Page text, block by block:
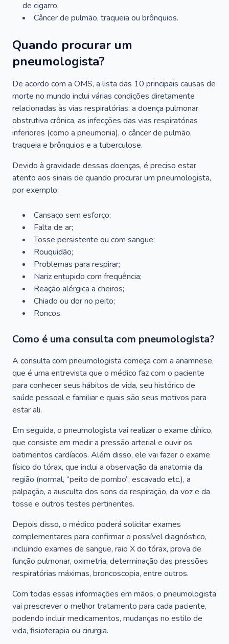
de cigarro;
Câncer de pulmão, traqueia ou brônquios.
Quando procurar um
pneumologista?
De acordo com a OMS, a lista das 10 principais causas de
morte no mundo inclui várias condições diretamente
relacionadas às vias respiratórias: a doença pulmonar
obstrutiva crônica, as infecções das vias respiratórias
inferiores (como a pneumonia), o câncer de pulmão,
traqueia e brônquios e a tuberculose.
Devido à gravidade dessas doenças, é preciso estar
atento aos sinais de quando procurar um pneumologista,
por exemplo:
Cansaço sem esforço;
Falta de ar;
Tosse persistente ou com sangue;
Rouquidão;
Problemas para respirar;
Nariz entupido com frequência;
Reação alérgica a cheiros;
Chiado ou dor no peito;
Roncos.
Como é uma consulta com pneumologista?
A consulta com pneumologista começa com a anamnese,
que é uma entrevista que o médico faz com o paciente
para conhecer seus hábitos de vida, seu histórico de
saúde pessoal e familiar e quais são seus motivos para
estar ali.
Em seguida, o pneumologista vai realizar o exame clínico,
que consiste em medir a pressão arterial e ouvir os
batimentos cardíacos. Além disso, ele vai fazer o exame
físico do tórax, que inclui a observação da anatomia da
região (normal, “peito de pombo”, escavado etc.), a
palpação, a ausculta dos sons da respiração, da voz e da
tosse e outros testes pertinentes.
Depois disso, o médico poderá solicitar exames
complementares para confirmar o possível diagnóstico,
incluindo exames de sangue, raio X do tórax, prova de
função pulmonar, oximetria, determinação das pressões
respiratórias máximas, broncoscopia, entre outros.
Com todas essas informações em mãos, o pneumologista
vai prescrever o melhor tratamento para cada paciente,
podendo incluir medicamentos, mudanças no estilo de
vida, fisioterapia ou cirurgia.